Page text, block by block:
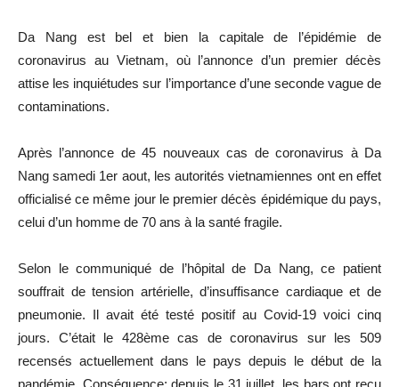
Da Nang est bel et bien la capitale de l’épidémie de
coronavirus au Vietnam, où l’annonce d’un premier décès
attise les inquiétudes sur l’importance d’une seconde vague de
contaminations.
Après l’annonce de 45 nouveaux cas de coronavirus à Da
Nang samedi 1er aout, les autorités vietnamiennes ont en effet
officialisé ce même jour le premier décès épidémique du pays,
celui d’un homme de 70 ans à la santé fragile.
Selon le communiqué de l’hôpital de Da Nang, ce patient
souffrait de tension artérielle, d’insuffisance cardiaque et de
pneumonie. Il avait été testé positif au Covid-19 voici cinq
jours. C’était le 428ème cas de coronavirus sur les 509
recensés actuellement dans le pays depuis le début de la
pandémie. Conséquence: depuis le 31 juillet, les bars ont reçu